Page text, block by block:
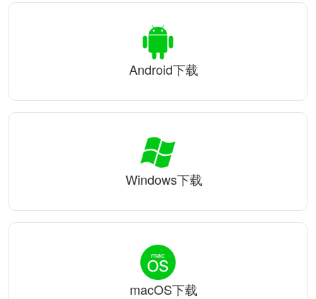
Android下载
Windows下载
macOS下载